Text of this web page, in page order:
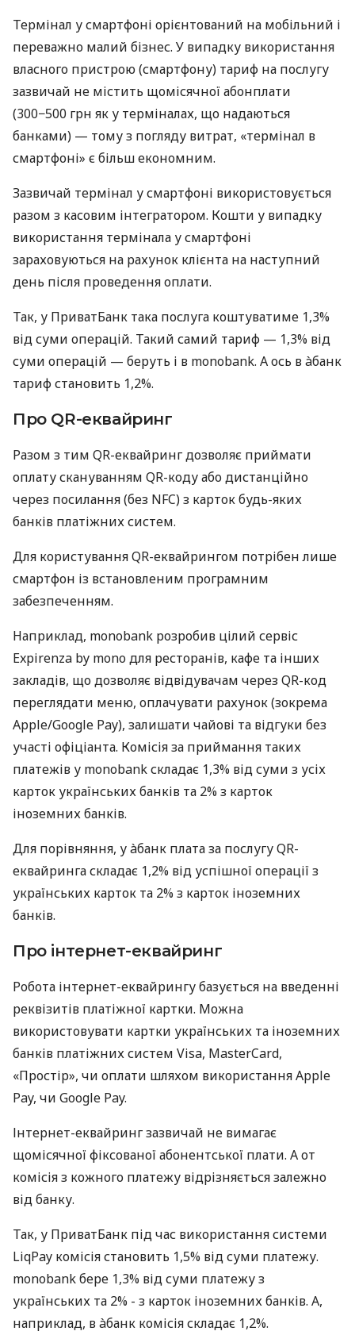
Термінал у смартфоні орієнтований на мобільний і
переважно малий бізнес. У випадку використання
власного пристрою (смартфону) тариф на послугу
зазвичай не містить щомісячної абонплати
(300−500 грн як у терміналах, що надаються
банками) — тому з погляду витрат, «термінал в
смартфоні» є більш економним.
Зазвичай термінал у смартфоні використовується
разом з касовим інтегратором. Кошти у випадку
використання термінала у смартфоні
зараховуються на рахунок клієнта на наступний
день після проведення оплати.
Так, у ПриватБанк така послуга коштуватиме 1,3%
від суми операцій. Такий самий тариф — 1,3% від
суми операцій — беруть і в monobank. А ось в àбанк
тариф становить 1,2%.
Про QR-еквайринг
Разом з тим QR-еквайринг дозволяє приймати
оплату скануванням QR-коду або дистанційно
через посилання (без NFC) з карток будь-яких
банків платіжних систем.
Для користування QR-еквайрингом потрібен лише
смартфон із встановленим програмним
забезпеченням.
Наприклад, monobank розробив цілий сервіс
Expirenza by mono для ресторанів, кафе та інших
закладів, що дозволяє відвідувачам через QR-код
переглядати меню, оплачувати рахунок (зокрема
Apple/Google Pay), залишати чайові та відгуки без
участі офіціанта. Комісія за приймання таких
платежів у monobank складає 1,3% від суми з усіх
карток українських банків та 2% з карток
іноземних банків.
Для порівняння, у àбанк плата за послугу QR-
еквайринга складає 1,2% від успішної операції з
українських карток та 2% з карток іноземних
банків.
Про інтернет-еквайринг
Робота інтернет-еквайрингу базується на введенні
реквізитів платіжної картки. Можна
використовувати картки українських та іноземних
банків платіжних систем Visa, MasterCard,
«Простір», чи оплати шляхом використання Apple
Pay, чи Google Pay.
Інтернет-еквайринг зазвичай не вимагає
щомісячної фіксованої абонентської плати. А от
комісія з кожного платежу відрізняється залежно
від банку.
Так, у ПриватБанк під час використання системи
LiqPay комісія становить 1,5% від суми платежу.
monobank бере 1,3% від суми платежу з
українських та 2% - з карток іноземних банків. А,
наприклад, в àбанк комісія складає 1,2%.